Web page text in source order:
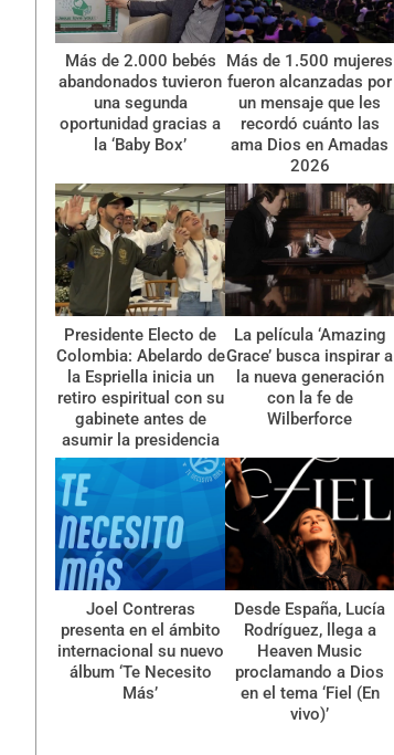
Más de 2.000 bebés
abandonados tuvieron
una segunda
oportunidad gracias a
la ‘Baby Box’
Más de 1.500 mujeres
fueron alcanzadas por
un mensaje que les
recordó cuánto las
ama Dios en Amadas
2026
Presidente Electo de
Colombia: Abelardo de
la Espriella inicia un
retiro espiritual con su
gabinete antes de
asumir la presidencia
La película ‘Amazing
Grace’ busca inspirar a
la nueva generación
con la fe de
Wilberforce
Joel Contreras
presenta en el ámbito
internacional su nuevo
álbum ‘Te Necesito
Más’
Desde España, Lucía
Rodríguez, llega a
Heaven Music
proclamando a Dios
en el tema ‘Fiel (En
vivo)’